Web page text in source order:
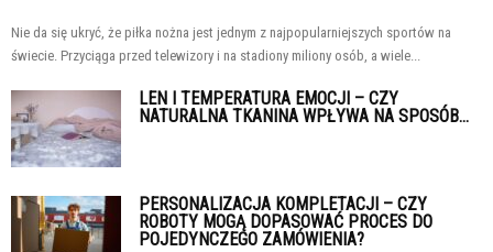
Nie da się ukryć, że piłka nożna jest jednym z najpopularniejszych sportów na
świecie. Przyciąga przed telewizory i na stadiony miliony osób, a wiele...
LEN I TEMPERATURA EMOCJI – CZY
NATURALNA TKANINA WPŁYWA NA SPOSÓB...
PERSONALIZACJA KOMPLETACJI – CZY
ROBOTY MOGĄ DOPASOWAĆ PROCES DO
POJEDYNCZEGO ZAMÓWIENIA?